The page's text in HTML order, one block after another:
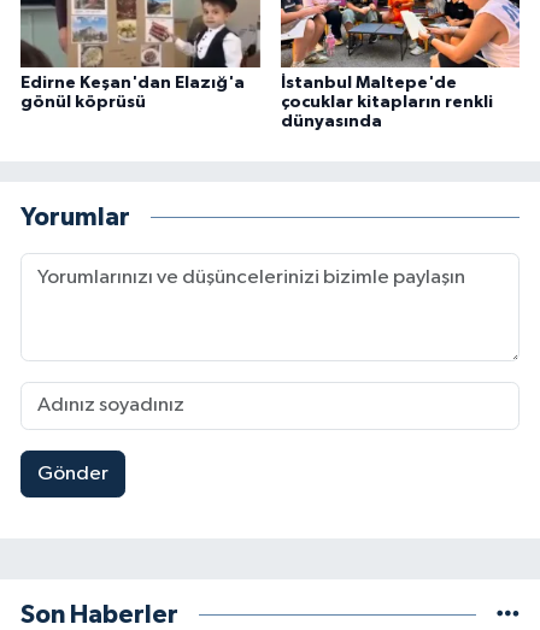
Edirne Keşan'dan Elazığ'a
gönül köprüsü
İstanbul Maltepe'de
çocuklar kitapların renkli
dünyasında
Yorumlar
Gönder
Son Haberler